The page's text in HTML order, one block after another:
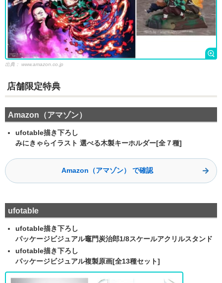
出典： www.amazon.co.jp
店舗限定特典
Amazon（アマゾン）
ufotable描き下ろし
みにきゃらイラスト 選べる木製キーホルダー[全７種]
Amazon（アマゾン） で確認
ufotable
ufotable描き下ろし
パッケージビジュアル竈門炭治郎1/8スケールアクリルスタンド
ufotable描き下ろし
パッケージビジュアル複製原画[全13種セット]